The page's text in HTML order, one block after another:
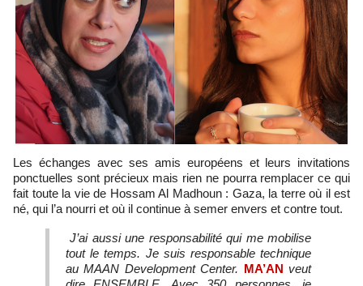
Les échanges avec ses amis européens et leurs invitations
ponctuelles sont précieux mais rien ne pourra remplacer ce qui
fait toute la vie de Hossam Al Madhoun : Gaza, la terre où il est
né, qui l’a nourri et où il continue à semer envers et contre tout.
J’ai aussi une responsabilité qui me mobilise
tout le temps. Je suis responsable technique
au MAAN Development Center. MA’AN veut